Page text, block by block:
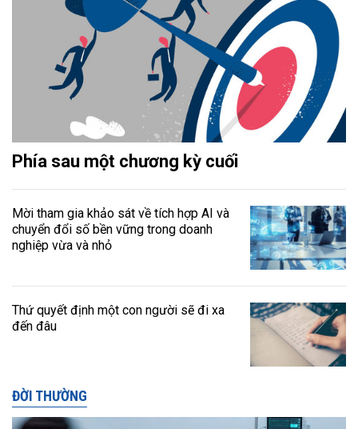
Phía sau một chương kỳ cuối
Mời tham gia khảo sát về tích hợp AI và
chuyển đổi số bền vững trong doanh
nghiệp vừa và nhỏ
Thứ quyết định một con người sẽ đi xa
đến đâu
ĐỜI THƯỜNG